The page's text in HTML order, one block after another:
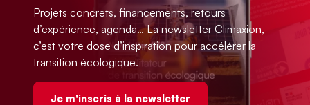
Projets concrets, financements, retours
d’expérience, agenda… La newsletter Climaxion,
c’est votre dose d’inspiration pour accélérer la
transition écologique.
Je m'inscris à la newsletter